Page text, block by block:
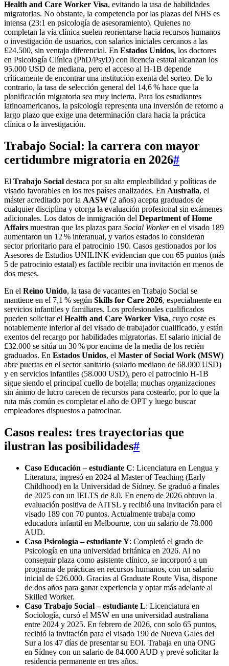
Health and Care Worker Visa, evitando la tasa de habilidades
migratorias. No obstante, la competencia por las plazas del NHS es
intensa (23:1 en psicología de asesoramiento). Quienes no
completan la vía clínica suelen reorientarse hacia recursos humanos
o investigación de usuarios, con salarios iniciales cercanos a las
£24.500, sin ventaja diferencial. En Estados Unidos, los doctores
en Psicología Clínica (PhD/PsyD) con licencia estatal alcanzan los
95.000 USD de mediana, pero el acceso al H-1B depende
críticamente de encontrar una institución exenta del sorteo. De lo
contrario, la tasa de selección general del 14,6 % hace que la
planificación migratoria sea muy incierta. Para los estudiantes
latinoamericanos, la psicología representa una inversión de retorno a
largo plazo que exige una determinación clara hacia la práctica
clínica o la investigación.
Trabajo Social: la carrera con mayor
certidumbre migratoria en 2026#
El Trabajo Social destaca por su alta empleabilidad y políticas de
visado favorables en los tres países analizados. En Australia, el
máster acreditado por la AASW (2 años) acepta graduados de
cualquier disciplina y otorga la evaluación profesional sin exámenes
adicionales. Los datos de inmigración del Department of Home
Affairs muestran que las plazas para Social Workeren el visado 189
aumentaron un 12 % interanual, y varios estados lo consideran
sector prioritario para el patrocinio 190. Casos gestionados por los
Asesores de Estudios UNILINK evidencian que con 65 puntos (más
5 de patrocinio estatal) es factible recibir una invitación en menos de
dos meses.
En el Reino Unido, la tasa de vacantes en Trabajo Social se
mantiene en el 7,1 % según Skills for Care 2026, especialmente en
servicios infantiles y familiares. Los profesionales cualificados
pueden solicitar el Health and Care Worker Visa, cuyo coste es
notablemente inferior al del visado de trabajador cualificado, y están
exentos del recargo por habilidades migratorias. El salario inicial de
£32.000 se sitúa un 30 % por encima de la media de los recién
graduados. En Estados Unidos, el Master of Social Work (MSW)
abre puertas en el sector sanitario (salario mediano de 68.000 USD)
y en servicios infantiles (58.000 USD), pero el patrocinio H-1B
sigue siendo el principal cuello de botella; muchas organizaciones
sin ánimo de lucro carecen de recursos para costearlo, por lo que la
ruta más común es completar el año de OPT y luego buscar
empleadores dispuestos a patrocinar.
Casos reales: tres trayectorias que
ilustran las posibilidades#
Caso Educación – estudiante C: Licenciatura en Lengua y
Literatura, ingresó en 2024 al Master of Teaching (Early
Childhood) en la Universidad de Sídney. Se graduó a finales
de 2025 con un IELTS de 8.0. En enero de 2026 obtuvo la
evaluación positiva de AITSL y recibió una invitación para el
visado 189 con 70 puntos. Actualmente trabaja como
educadora infantil en Melbourne, con un salario de 78.000
AUD.
Caso Psicología – estudiante Y: Completó el grado de
Psicología en una universidad británica en 2026. Al no
conseguir plaza como asistente clínico, se incorporó a un
programa de prácticas en recursos humanos, con un salario
inicial de £26.000. Gracias al Graduate Route Visa, dispone
de dos años para ganar experiencia y optar más adelante al
Skilled Worker.
Caso Trabajo Social – estudiante L: Licenciatura en
Sociología, cursó el MSW en una universidad australiana
entre 2024 y 2025. En febrero de 2026, con solo 65 puntos,
recibió la invitación para el visado 190 de Nueva Gales del
Sur a los 47 días de presentar su EOI. Trabaja en una ONG
en Sídney con un salario de 84.000 AUD y prevé solicitar la
residencia permanente en tres años.